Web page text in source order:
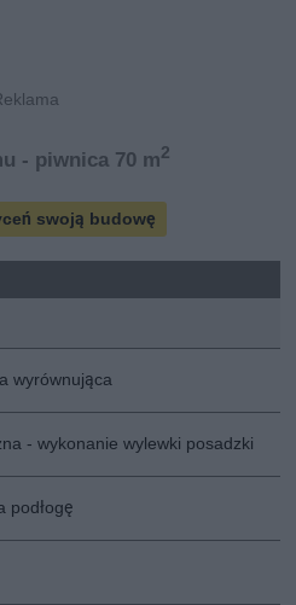
- piwnica 70 m2
swoją budowę
wyrównująca
- wykonanie wylewki posadzki
podłogę